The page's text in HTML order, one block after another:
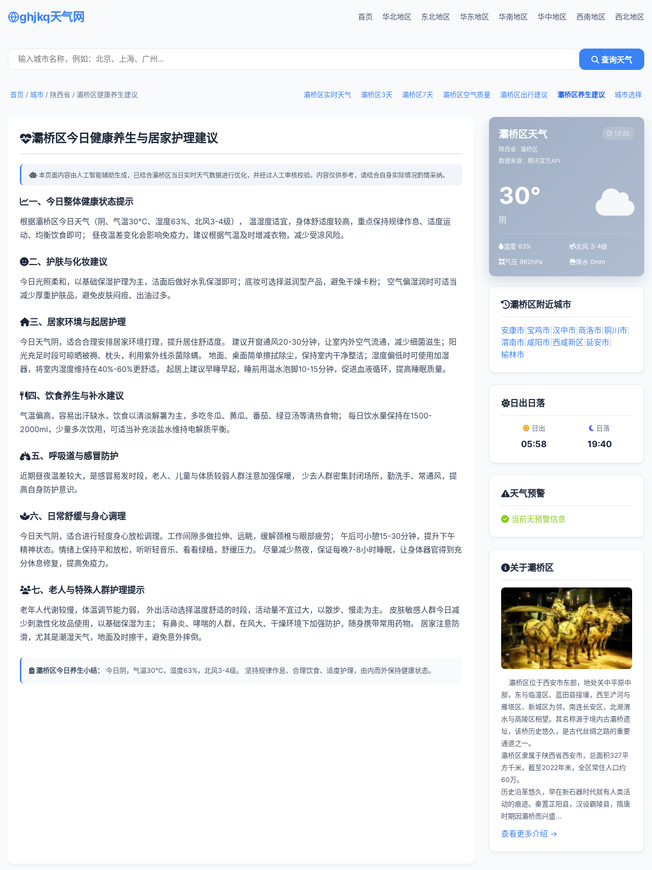
ghjkq天气网 首页 华北地区 东北地区 华东地区 华南地区 华中地区 西南地区 西北地区
查询天气
灞桥区实时天气 灞桥区3天 灞桥区7天 灞桥区空气质量 灞桥区出行建议 灞桥区养生建议 城市选择
首页 / 城市 / 陕西省 / 灞桥区健康养生建议
灞桥区今日健康养生与居家护理建议
本页面内容由人工智能辅助生成，已结合灞桥区当日实时天气数据进行优化，并经过人工审核校验。内容仅供参考，请结合自身实际情况酌情采纳。
一、今日整体健康状态提示
根据灞桥区今日天气（阴、气温30℃、湿度63%、北风3-4级）， 温湿度适宜，身体舒适度较高，重点保持规律作息、适度运
动、均衡饮食即可； 昼夜温差变化会影响免疫力，建议根据气温及时增减衣物，减少受凉风险。
二、护肤与化妆建议
今日光照柔和，以基础保湿护理为主，洁面后做好水乳保湿即可；底妆可选择滋润型产品，避免干燥卡粉； 空气偏湿润时可适当
减少厚重护肤品，避免皮肤闷痘、出油过多。
三、居家环境与起居护理
今日天气阴，适合合理安排居家环境打理，提升居住舒适度。 建议开窗通风20-30分钟，让室内外空气流通，减少细菌滋生；阳
光充足时段可晾晒被褥、枕头，利用紫外线杀菌除螨。 地面、桌面简单擦拭除尘，保持室内干净整洁；湿度偏低时可使用加湿
器，将室内湿度维持在40%-60%更舒适。 起居上建议早睡早起，睡前用温水泡脚10-15分钟，促进血液循环，提高睡眠质量。
四、饮食养生与补水建议
气温偏高，容易出汗缺水，饮食以清淡解暑为主，多吃冬瓜、黄瓜、番茄、绿豆汤等清热食物； 每日饮水量保持在1500-
2000ml，少量多次饮用，可适当补充淡盐水维持电解质平衡。
五、呼吸道与感冒防护
近期昼夜温差较大，是感冒易发时段，老人、儿童与体质较弱人群注意加强保暖， 少去人群密集封闭场所，勤洗手、常通风，提
高自身防护意识。
六、日常舒缓与身心调理
今日天气阴，适合进行轻度身心放松调理。工作间隙多做拉伸、远眺，缓解颈椎与眼部疲劳； 午后可小憩15-30分钟，提升下午
精神状态。情绪上保持平和放松，听听轻音乐、看看绿植，舒缓压力。 尽量减少熬夜，保证每晚7-8小时睡眠，让身体器官得到充
分休息修复，提高免疫力。
七、老人与特殊人群护理提示
老年人代谢较慢，体温调节能力弱， 外出活动选择温度舒适的时段，活动量不宜过大，以散步、慢走为主。 皮肤敏感人群今日减
少刺激性化妆品使用，以基础保湿为主； 有鼻炎、哮喘的人群，在风大、干燥环境下加强防护，随身携带常用药物。 居家注意防
滑，尤其是潮湿天气，地面及时擦干，避免意外摔倒。
灞桥区今日养生小结： 今日阴，气温30℃，湿度63%，北风3-4级。 坚持规律作息、合理饮食、适度护理，由内而外保持健康状态。
灞桥区天气
陕西省 · 灞桥区
数据来源：腾讯官方API
13:20
30°
阴
湿度 63%
北风 3-4级
气压 962hPa
降水 0mm
灞桥区附近城市
安康市 宝鸡市 汉中市 商洛市 铜川市
渭南市 咸阳市 西咸新区 延安市
榆林市
日出日落
日出
05:58
日落
19:40
天气预警
当前无预警信息
关于灞桥区
灞桥区位于西安市东部，地处关中平原中
部，东与临潼区、蓝田县接壤，西至浐河与
雁塔区、新城区为邻，南连长安区，北濒渭
水与高陵区相望。其名称源于境内古灞桥遗
址，该桥历史悠久，是古代丝绸之路的重要
通道之一。
灞桥区隶属于陕西省西安市，总面积327平
方千米，截至2022年末，全区常住人口约
60万。
历史沿革悠久，早在新石器时代就有人类活
动的痕迹。秦置芷阳县，汉设霸陵县，隋唐
时期因灞桥而兴盛...
查看更多介绍 →